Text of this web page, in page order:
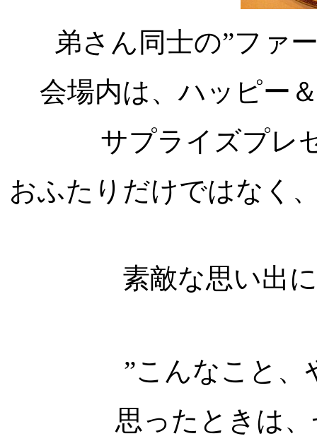
弟さん同士の”ファ
会場内は、ハッピー
サプライズプレ
おふたりだけではなく
素敵な思い出
”こんなこと、
思ったときは